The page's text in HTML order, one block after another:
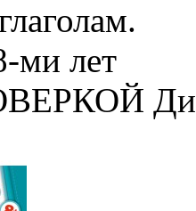
ми лет